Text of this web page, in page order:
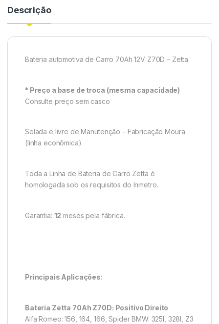
Descrição
Bateria automotiva de Carro 70Ah 12V Z70D – Zetta
* Preço a base de troca (mesma capacidade)
Consulte preço sem casco
Selada e livre de Manutenção – Fabricação Moura
(linha econômica)
Toda a Linha de Bateria de Carro Zetta é
homologada sob os requisitos do Inmetro.
Garantia: 12 meses pela fábrica.
Principais Aplicações:
Bateria Zetta 70Ah Z70D: Positivo Direito
Alfa Romeo: 156, 164, 166, Spider BMW: 325I, 328I, Z3